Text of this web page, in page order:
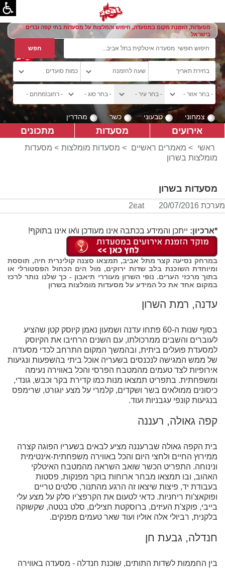
מסעדות, הזמנת מקום במסעדה, חיפוש והמלצות על מסעדות בתי קפה וברים
בישראל
צמחוני טבעוני כשר מהדרין
אירועים מסעדות מתכונים
ראשי > מאמרים ראשיים > מסעדות מומלצות > מסעדות
מומלצות בשרון
מסעדות בשרון
מערכת 2eat 20/07/2016
*ארכיון: ייתכן והמידע בכתבה אינו מעודכן ו\או אינו בתוקף!
במרחק נסיעה קצר מתל אביב, תמצאו סצנה קולינרית חיה, תוססת
ומיוחדת השוכנת בלב שדות ירוקים, מול הים הכחול הפסטורלי או
בתוך מרכזי הערים. נופי השרון מעוררי תיאבון - כך שלנו נותר לרכז
במקום אחד את כל המידע על מסעדות מומלצות בשרון
עדנה, רמת השרון
בסוף שנות ה-60 פתחו עדנה ושמעון נאמן קיוסק קטן שהציע
לעוברים והשבים ממרכולתו, עם השנים הרחיבו את הקיוסק
למסעדת פועלים ביתית, ובהמשך המקום התרחב לכדי מסעדה
של ממש המגישה לנכנסים בשעריה אוכל ביתי בהשפעות ונגיעות
אירופיות לצד טעמים מהמטבח הפרסי והכל באווירה נעימה
ומשפחתית. בתפריט תמצאו מנות כמו קדירת בקר וכבש, גונדי,
כיסונים ממולאים בשר ושקדים, קלמרי על מצע יוגורט, שרימפס
בנגיעות קונפי עגבניות ועוד.
קפה גאולה, רעננה
בית הקפה גאולה שברעננה מציע לבאים בשעריו הפוגה קצרה
ממירוץ החיים ולחצי היום והכל באווירה משפחתית-אינטימית
ונינוחה. התפריט הכשר שואב השראה מהמטבח האיטלקי
האהוב, ובו תמצאו מבחר ארוחות בוקר מפנקות, פסטות
בעבודת יד, פיצות שיצאו זה הרגע מהתנור, סלטים טריים
ופוקאצ'ות ריחניות. כדאי לטעום את הקרפצ'יו סלק על מצע עלי
בייבי, פוקצ'ת העיזים, ברוסקטת חצילים, סלט בטטה, שקשוקה
בלקנית, רביולי אלה אוליו ועוד שאר טעמים מפנקים.
חנדלה, גבעת חן
בין החממות לשדות התותים, שוכנת חנדלה - מסעדה באווירה